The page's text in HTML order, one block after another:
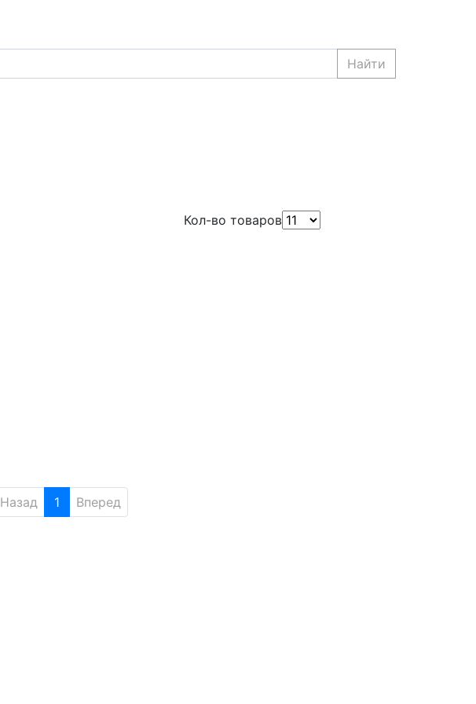
Найти
Кол-во товаров
Назад 1 Вперед